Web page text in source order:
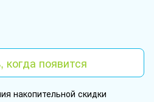
появится
накопительной скидки